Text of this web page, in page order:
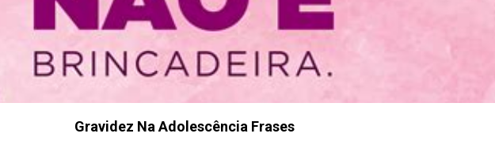
Gravidez Na Adolescência Frases